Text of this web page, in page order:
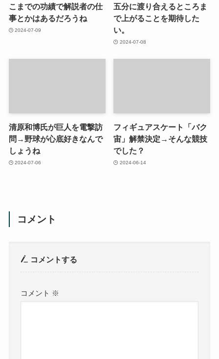
こまでの功績で解説者の仕
事とかはあるだろうね
2024-07-09
五分に渡り合えるところま
で上がることを期待した
い。
2024-07-08
清原和博氏が巨人を電撃訪
問→野球が心底好きなんで
しょうね
2024-07-06
フィギュアスケート「バク
宙」解禁決定→そんな競技
でした？
2024-06-14
コメント
コメントする
コメント ※